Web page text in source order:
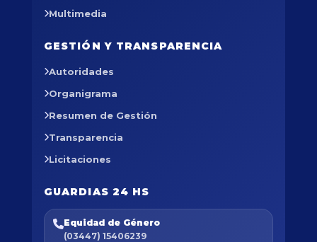
Multimedia
GESTIÓN Y TRANSPARENCIA
Autoridades
Organigrama
Resumen de Gestión
Transparencia
Licitaciones
GUARDIAS 24 HS
Equidad de Género
(03447) 15406239